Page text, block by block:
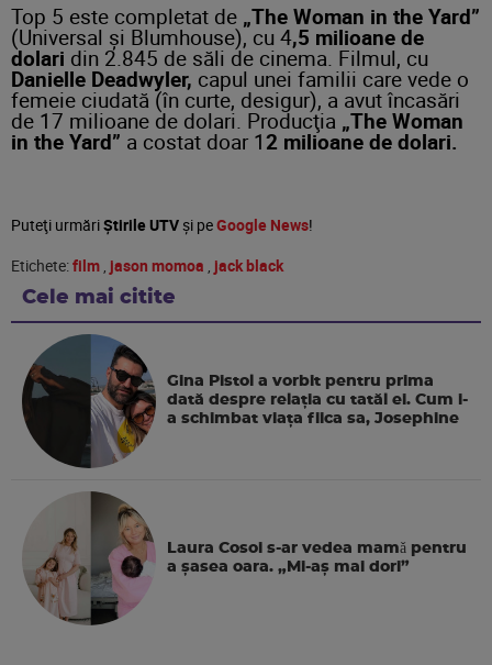
Top 5 este completat de „The Woman in the Yard”
(Universal şi Blumhouse), cu 4,5 milioane de
dolari din 2.845 de săli de cinema. Filmul, cu
Danielle Deadwyler, capul unei familii care vede o
femeie ciudată (în curte, desigur), a avut încasări
de 17 milioane de dolari. Producţia „The Woman
in the Yard” a costat doar 12 milioane de dolari.
Puteţi urmăriȘtirile UTVşi peGoogle News!
Etichete:film jason momoa jack black
Cele mai citite
Gina Pistol a vorbit pentru prima
dată despre relația cu tatăl ei. Cum i-
a schimbat viața fiica sa, Josephine
Laura Cosoi s-ar vedea mamǎ pentru
a şasea oara. „Mi-aș mai dori”